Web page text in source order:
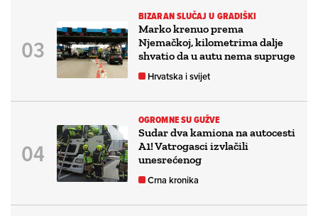
BIZARAN SLUČAJ U GRADIŠKI
Marko krenuo prema
Njemačkoj, kilometrima dalje
shvatio da u autu nema supruge
Hrvatska i svijet
OGROMNE SU GUŽVE
Sudar dva kamiona na autocesti
A1! Vatrogasci izvlačili
unesrećenog
Crna kronika